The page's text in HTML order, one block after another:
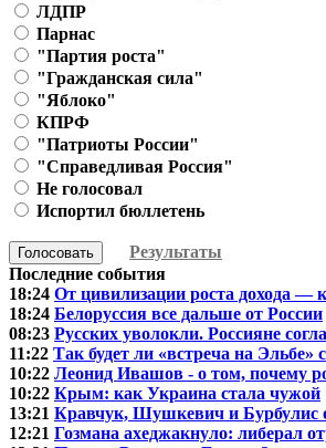
ЛДПР
Парнас
"Партия роста"
"Гражданская сила"
"Яблоко"
КПРФ
"Патриоты России"
"Справедливая Россия"
Не голосовал
Испортил бюллетень
Голосовать
Результаты
Последние события
18:24 От цивилизации роста дохода —
18:24 Белоруссия все дальше от России
08:23 Русских уволокли. Россияне
11:22 Так будет ли «встреча на
10:22 Леонид Ивашов - о том, почему
10:22 Крым: как Украина стала чужой
13:21 Кравчук, Шушкевич и
12:21 Гозмана ахеджакнуло: либерал